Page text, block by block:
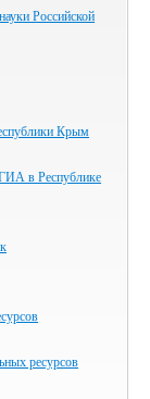
Российской
Крым
в Республике
ресурсов